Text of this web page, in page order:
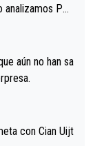
analizamos Poj
dándose la
los típicos toqu
hubo una in
en posi
tour.
aún no han sa
sorpresa.
Cian Uijt